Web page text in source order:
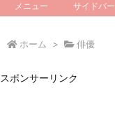
メニュー サイドバー
ホーム > 俳優
スポンサーリンク